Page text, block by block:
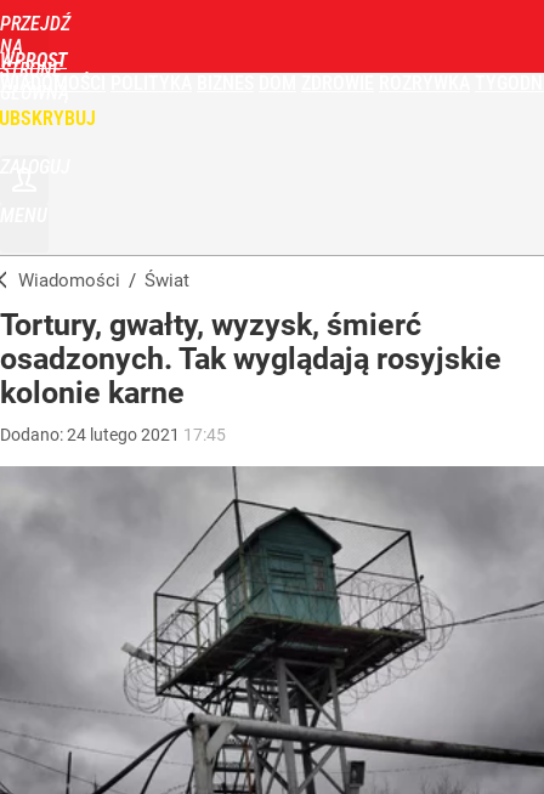
PRZEJDŹ
NA
STRONĘ
WPROST
Wiadomości / Świat
Tortury, gwałty, wyzysk, śmierć
osadzonych. Tak wyglądają rosyjskie
kolonie karne
Dodano:24 lutego2021 17:45